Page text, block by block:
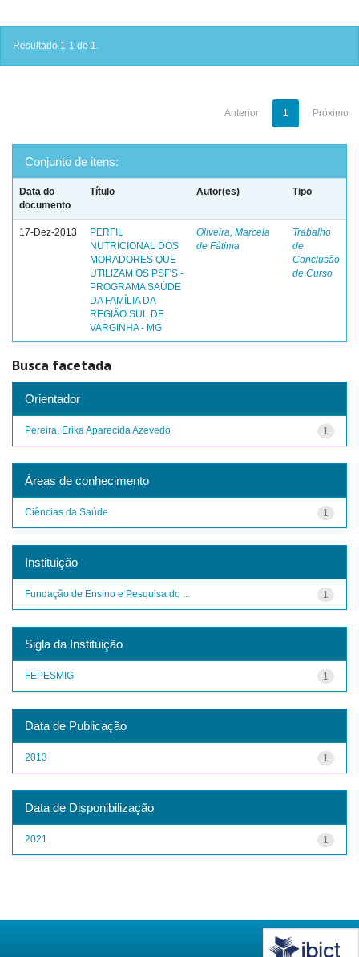
Resultado 1-1 de 1.
Anterior 1 Próximo
Conjunto de itens:
Data do
documento
Título Autor(es) Tipo
17-Dez-2013
PERFIL
NUTRICIONAL DOS
MORADORES QUE
UTILIZAM OS PSF'S -
PROGRAMA SAÚDE
DA FAMÍLIA DA
REGIÃO SUL DE
VARGINHA - MG
Oliveira, Marcela
de Fátima
Trabalho
de
Conclusão
de Curso
Busca facetada
Orientador
1
Pereira, Erika Aparecida Azevedo
Áreas de conhecimento
1
Ciências da Saúde
Instituição
1
Fundação de Ensino e Pesquisa do ...
Sigla da Instituição
1
FEPESMIG
Data de Publicação
1
2013
Data de Disponibilização
1
2021